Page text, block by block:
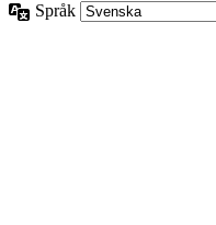
Språk